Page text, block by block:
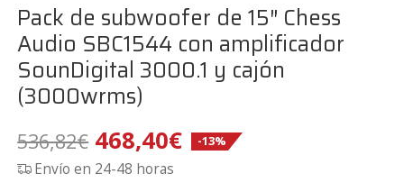
Pack de subwoofer de 15″ Chess
Audio SBC1544 con amplificador
SounDigital 3000.1 y cajón
(3000wrms)
536,82€ El
precio
468,40€El-13%
Envío en 24-48 horas